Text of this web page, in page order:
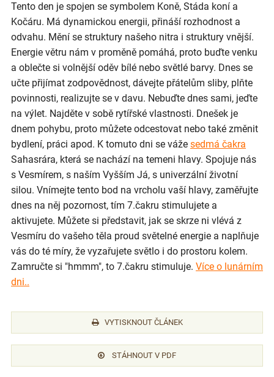
Tento den je spojen se symbolem Koně, Stáda koní a
Kočáru. Má dynamickou energii, přináší rozhodnost a
odvahu. Mění se struktury našeho nitra i struktury vnější.
Energie větru nám v proměně pomáhá, proto buďte venku
a oblečte si volnější oděv bílé nebo světlé barvy. Dnes se
učte přijímat zodpovědnost, dávejte přátelům sliby, plňte
povinnosti, realizujte se v davu. Nebuďte dnes sami, jeďte
na výlet. Najděte v sobě rytířské vlastnosti. Dnešek je
dnem pohybu, proto můžete odcestovat nebo také změnit
bydlení, práci apod. K tomuto dni se váže sedmá čakra
Sahasrára, která se nachází na temeni hlavy. Spojuje nás
s Vesmírem, s naším Vyšším Já, s univerzální životní
silou. Vnímejte tento bod na vrcholu vaší hlavy, zaměřujte
dnes na něj pozornost, tím 7.čakru stimulujete a
aktivujete. Můžete si představit, jak se skrze ni vlévá z
Vesmíru do vašeho těla proud světelné energie a naplňuje
vás do té míry, že vyzařujete světlo i do prostoru kolem.
Zamručte si "hmmm", to 7.čakru stimuluje. Více o lunárním
dni..
VYTISKNOUT ČLÁNEK
STÁHNOUT V PDF